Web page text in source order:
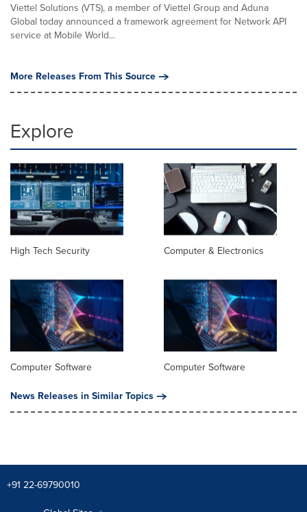
Viettel Solutions (VTS), a member of Viettel Group and Aduna
Global today announced a framework agreement for Network API
service at Mobile World...
More Releases From This Source
Explore
High Tech Security Computer & Electronics
Computer Software
Computer Software
News Releases in Similar Topics
+91 22-69790010